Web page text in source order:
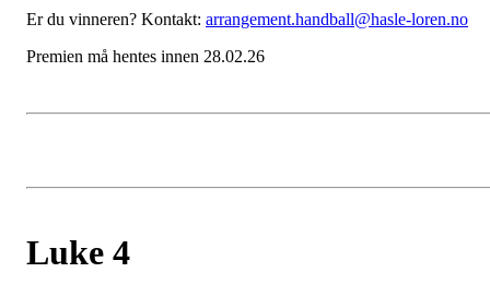
Er du vinneren? Kontakt: arrangement.handball@hasle-loren.no
Premien må hentes innen 28.02.26
Luke 4